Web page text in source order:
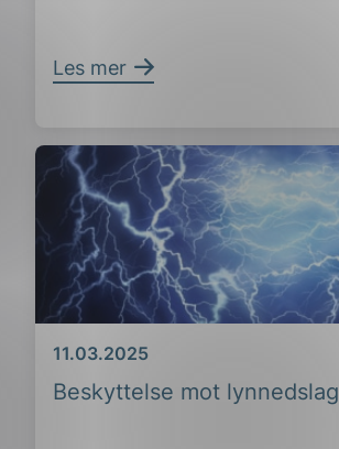
Les mer
Beskyttelse mot lynnedslag
Dato
11.03.2025